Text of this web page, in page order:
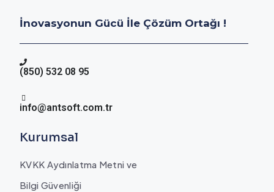
İnovasyonun Gücü İle Çözüm Ortağı !
(850) 532 08 95
info@antsoft.com.tr
Kurumsal
KVKK Aydınlatma Metni ve
Bilgi Güvenliği